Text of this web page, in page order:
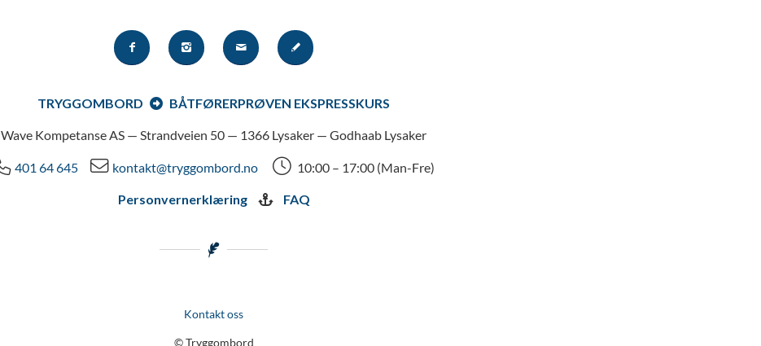
TRYGGOMBORD BÅTFØRERPRØVEN EKSPRESSKURS
Wave Kompetanse AS — Strandveien 50 — 1366 Lysaker — Godhaab Lysaker
401 64 645 kontakt@tryggombord.no 10:00 – 17:00 (Man-Fre)
Personvernerklæring FAQ
Kontakt oss
© Tryggombord